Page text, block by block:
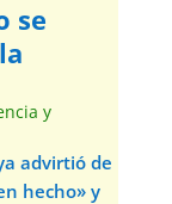
se
y
advirtió de
hecho» y